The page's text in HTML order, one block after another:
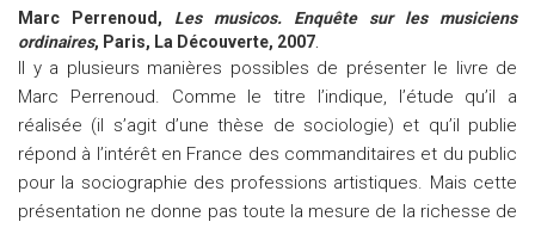
Marc Perrenoud, Les musicos. Enquête sur les musiciens
ordinaires, Paris, La Découverte, 2007
Il y a plusieurs manières possibles de présenter le livre de
Marc Perrenoud. Comme le titre l’indique, l’étude qu’il a
réalisée (il s’agit d’une thèse de sociologie) et qu’il publie
répond à l’intérêt en France des commanditaires et du public
pour la sociographie des professions artistiques. Mais cette
présentation ne donne pas toute la mesure de la richesse de